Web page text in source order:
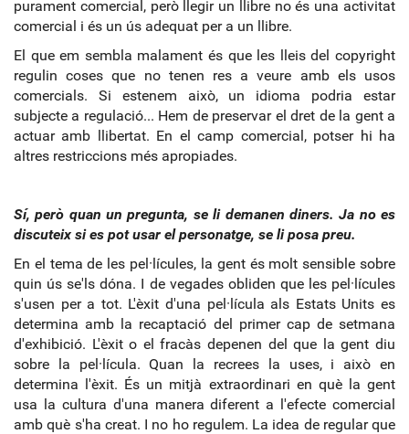
purament comercial, però llegir un llibre no és una activitat
comercial i és un ús adequat per a un llibre.
El que em sembla malament és que les lleis del copyright
regulin coses que no tenen res a veure amb els usos
comercials. Si estenem això, un idioma podria estar
subjecte a regulació... Hem de preservar el dret de la gent a
actuar amb llibertat. En el camp comercial, potser hi ha
altres restriccions més apropiades.
Sí, però quan un pregunta, se li demanen diners. Ja no es
discuteix si es pot usar el personatge, se li posa preu.
En el tema de les pel·lícules, la gent és molt sensible sobre
quin ús se'ls dóna. I de vegades obliden que les pel·lícules
s'usen per a tot. L'èxit d'una pel·lícula als Estats Units es
determina amb la recaptació del primer cap de setmana
d'exhibició. L'èxit o el fracàs depenen del que la gent diu
sobre la pel·lícula. Quan la recrees la uses, i això en
determina l'èxit. És un mitjà extraordinari en què la gent
usa la cultura d'una manera diferent a l'efecte comercial
amb què s'ha creat. I no ho regulem. La idea de regular que